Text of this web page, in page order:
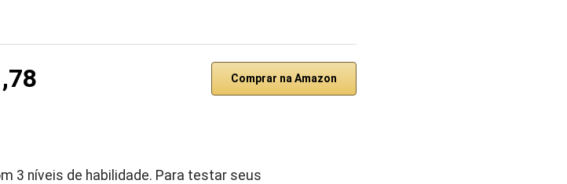
Comprar na Amazon
3 níveis de habilidade. Para testar seus